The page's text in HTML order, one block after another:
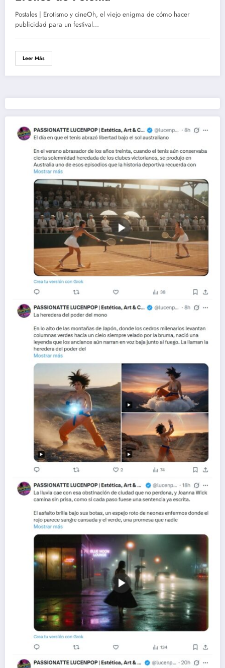
Postales | Erotismo y cineOh, el viejo enigma de cómo hacer
publicidad para un festival…
Leer Más